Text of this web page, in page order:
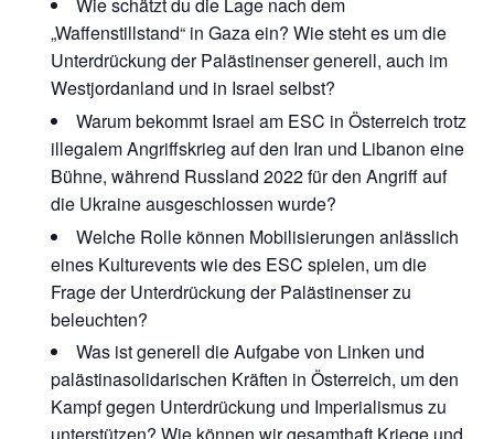
„Waffenstillstand“ in Gaza ein? Wie steht es um die
Unterdrückung der Palästinenser generell, auch im
Westjordanland und in Israel selbst?
Warum bekommt Israel am ESC in Österreich trotz
illegalem Angriffskrieg auf den Iran und Libanon eine
Bühne, während Russland 2022 für den Angriff auf
die Ukraine ausgeschlossen wurde?
Welche Rolle können Mobilisierungen anlässlich
eines Kulturevents wie des ESC spielen, um die
Frage der Unterdrückung der Palästinenser zu
beleuchten?
Was ist generell die Aufgabe von Linken und
palästinasolidarischen Kräften in Österreich, um den
Kampf gegen Unterdrückung und Imperialismus zu